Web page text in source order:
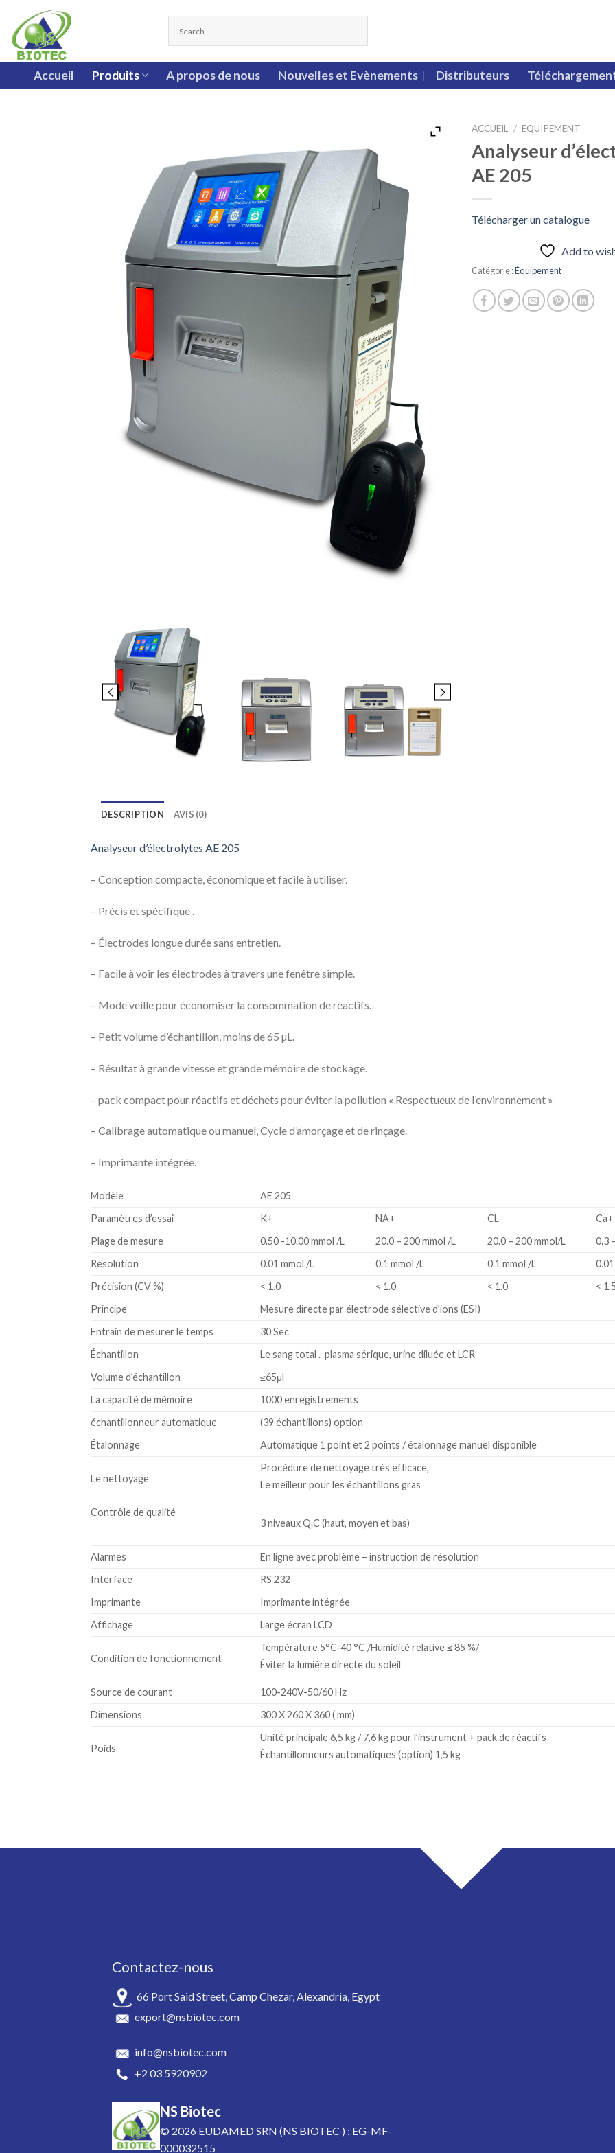
Accueil Produits A propos de nous Nouvelles et Evènements Distributeurs
ACCUEIL / ÉQUIPEMENT
Analyseur
AE 205
Télécharger un catalogue
Add to
Catégorie :Équipement
DESCRIPTION AVIS (0)
Analyseur d’électrolytes AE 205
– Conception compacte, économique et facile à utiliser.
– Précis et spécifique .
– Électrodes longue durée sans entretien.
– Facile à voir les électrodes à travers une fenêtre simple.
– Mode veille pour économiser la consommation de réactifs.
– Petit volume d’échantillon, moins de 65 µL.
– Résultat à grande vitesse et grande mémoire de stockage.
– pack compact pour réactifs et déchets pour éviter la pollution « Respectueux de l’environnement »
– Calibrage automatique ou manuel, Cycle d’amorçage et de rinçage.
– Imprimante intégrée.
Modèle
AE 205
Paramètres d’essai
K+ NA+ CL-
Plage de mesure
0.50 -10.00 mmol /L 20.0 – 200 mmol /L 20.0 – 200 mmol/L
0.3
Résolution
0.01 mmol /L 0.1 mmol /L 0.1 mmol /L
Précision (CV %)
< 1.0 < 1.0 < 1.0
<
Principe
Mesure directe par électrode sélective d’ions (ESI)
Entrain de mesurer le temps
30 Sec
Échantillon
Le sang total . plasma sérique, urine diluée et LCR
Volume d’échantillon
≤65μl
La capacité de mémoire
1000 enregistrements
échantillonneur automatique
(39 échantillons) option
Étalonnage
Automatique 1 point et 2 points / étalonnage manuel disponible
Le nettoyage
Procédure de nettoyage très efficace,
Le meilleur pour les échantillons gras
Contrôle de qualité
3 niveaux Q.C (haut, moyen et bas)
Alarmes
En ligne avec problème – instruction de résolution
Interface
RS 232
Imprimante
Imprimante intégrée
Affichage
Large écran LCD
Condition de fonctionnement
Température 5°C-40 °C /Humidité relative ≤ 85 %/
Éviter la lumière directe du soleil
Source de courant
100-240V-50/60 Hz
Dimensions
300 X 260 X 360 ( mm)
Poids
Unité principale 6,5 kg / 7,6 kg pour l’instrument + pack de réactifs
Échantillonneurs automatiques (option) 1,5 kg
Contactez-nous
66 Port Said Street, Camp Chezar, Alexandria, Egypt
export@nsbiotec.com
info@nsbiotec.com
+2 03 5920902
NS Biotec
© 2026 EUDAMED SRN (NS BIOTEC ) : EG-MF-
000032515